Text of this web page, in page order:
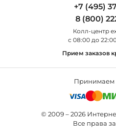
Уличные светильники
+7 (495)
8 (800)
Колл-центр
с 08:00 до
Прием заказов
Принимаем
© 2009 – 2026
Все права